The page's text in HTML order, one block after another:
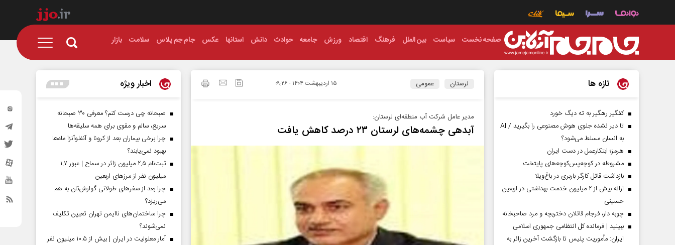
صفحه نخست سیاست بین الملل فرهنگ اقتصاد ورزش جامعه حوادث دانش استانها عکس جام جم پلاس سلامت بازار
لرستان عمومی ۱۵ ارديبهشت ۱۴۰۴ - ۰۹:۲۶
مدیر عامل شرکت آب منطقه‌ای لرستان:
آبدهی چشمه‌های لرستان ۲۳ درصد کاهش یافت
تازه ها
کفگیر رهگیر به ته دیگ خورد
تا دیر نشده جلوی هوش مصنوعی را بگیرید / AI
به انسان مسلط می‌شود؟
هرمز؛ ابتکارعمل در دست ایران
مشروطه در کوچه‌پس‌کوچه‌های پایتخت
بازداشت قاتل کارگر باربری در باغ‌ویلا
ارائه بیش از ۲ میلیون خدمت بهداشتی در اربعین
حسینی
چوبه دار، فرجام قاتلان دختربچه و مرد صاحبخانه
ببینید | فرمانده کل انتظامی جمهوری اسلامی
ایران­: مأموریت پلیس تا بازگشت آخرین زائر به
اخبار ویژه
صبحانه چی درست کنم؟ معرفی ۳۰ صبحانه
سریع، سالم و مقوی برای همه سلیقه‌ها
چرا برخی بیماران بعد از کرونا و آنفلوآنزا ماه‌ها
بهبود نمی‌یابند؟
ثبت‌نام ۲.۵ میلیون زائر در سماح | عبور ۱.۷
میلیون نفر از مرز‌های اربعین
چرا بعد از سفرهای طولانی گوارش‌تان به هم
می‌ریزد؟
چرا ساختمان‌های ناایمن تهران تعیین تکلیف
نمی‌شوند؟
آمار معلولیت در ایران | بیش از ۱۰.۵ میلیون نفر